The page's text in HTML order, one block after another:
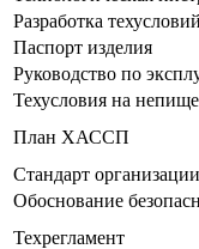
Разработка
Паспорт изделия
Руководство по
Техусловия на
План ХАССП
Стандарт организации
Обоснование
Техрегламент